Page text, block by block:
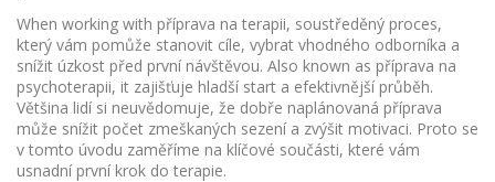
When working with příprava na terapii, soustředěný proces,
který vám pomůže stanovit cíle, vybrat vhodného odborníka a
snížit úzkost před první návštěvou. Also known as příprava na
psychoterapii, it zajišťuje hladší start a efektivnější průběh.
Většina lidí si neuvědomuje, že dobře naplánovaná příprava
může snížit počet zmeškaných sezení a zvýšit motivaci. Proto se
v tomto úvodu zaměříme na klíčové součásti, které vám
usnadní první krok do terapie.